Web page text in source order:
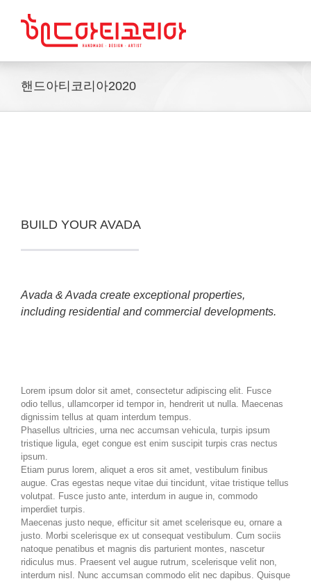
content
핸드아티코리아2020
BUILD YOUR AVADA
Avada & Avada create exceptional properties,
including residential and commercial developments.
Lorem ipsum dolor sit amet, consectetur adipiscing elit. Fusce
odio tellus, ullamcorper id tempor in, hendrerit ut nulla. Maecenas
dignissim tellus at quam interdum tempus.
Phasellus ultricies, urna nec accumsan vehicula, turpis ipsum
tristique ligula, eget congue est enim suscipit turpis cras nectus
ipsum.
Etiam purus lorem, aliquet a eros sit amet, vestibulum finibus
augue. Cras egestas neque vitae dui tincidunt, vitae tristique tellus
volutpat. Fusce justo ante, interdum in augue in, commodo
imperdiet turpis.
Maecenas justo neque, efficitur sit amet scelerisque eu, ornare a
justo. Morbi scelerisque ex ut consequat vestibulum. Cum sociis
natoque penatibus et magnis dis parturient montes, nascetur
ridiculus mus. Praesent vel augue rutrum, scelerisque velit non,
interdum nisl. Nunc accumsan commodo elit nec dapibus. Quisque